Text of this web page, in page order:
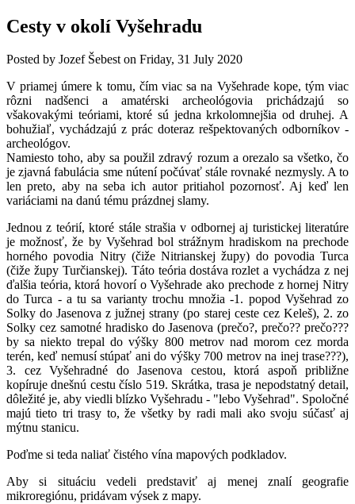
Cesty v okolí Vyšehradu
Posted by Jozef Šebeston Friday, 31 July 2020
V priamej úmere k tomu, čím viac sa na Vyšehrade kope, tým viac
rôzni nadšenci a amatérski archeológovia prichádzajú so
všakovakými teóriami, ktoré sú jedna krkolomnejšia od druhej. A
bohužiaľ, vychádzajú z prác doteraz rešpektovaných odborníkov -
archeológov.
Namiesto toho, aby sa použil zdravý rozum a orezalo sa všetko, čo
je zjavná fabulácia sme nútení počúvať stále rovnaké nezmysly. A to
len preto, aby na seba ich autor pritiahol pozornosť. Aj keď len
variáciami na danú tému prázdnej slamy.
Jednou z teórií, ktoré stále strašia v odbornej aj turistickej literatúre
je možnosť, že by Vyšehrad bol strážnym hradiskom na prechode
horného povodia Nitry (čiže Nitrianskej župy) do povodia Turca
(čiže župy Turčianskej). Táto teória dostáva rozlet a vychádza z nej
ďalšia teória, ktorá hovorí o Vyšehrade ako prechode z hornej Nitry
do Turca - a tu sa varianty trochu množia -1. popod Vyšehrad zo
Solky do Jasenova z južnej strany (po starej ceste cez Keleš), 2. zo
Solky cez samotné hradisko do Jasenova (prečo?, prečo?? prečo???
by sa niekto trepal do výšky 800 metrov nad morom cez morda
terén, keď nemusí stúpať ani do výšky 700 metrov na inej trase???),
3. cez Vyšehradné do Jasenova cestou, ktorá aspoň približne
kopíruje dnešnú cestu číslo 519. Skrátka, trasa je nepodstatný detail,
dôležité je, aby viedli blízko Vyšehradu - "lebo Vyšehrad". Spoločné
majú tieto tri trasy to, že všetky by radi mali ako svoju súčasť aj
mýtnu stanicu.
Poďme si teda naliať čistého vína mapových podkladov.
Aby si situáciu vedeli predstaviť aj menej znalí geografie
mikroregiónu, pridávam výsek z mapy.